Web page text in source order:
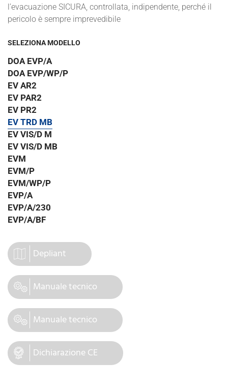
l’evacuazione SICURA, controllata, indipendente, perché il
pericolo è sempre imprevedibile
SELEZIONA MODELLO
DOA EVP/A
DOA EVP/WP/P
EV AR2
EV PAR2
EV PR2
EV TRD MB
EV VIS/D M
EV VIS/D MB
EVM
EVM/P
EVM/WP/P
EVP/A
EVP/A/230
EVP/A/BF
Depliant
Manuale tecnico
Manuale tecnico
Dichiarazione CE